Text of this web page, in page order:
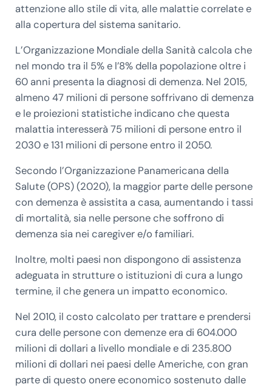
attenzione allo stile di vita, alle malattie correlate e
alla copertura del sistema sanitario.
L’Organizzazione Mondiale della Sanità calcola che
nel mondo tra il 5% e l’8% della popolazione oltre i
60 anni presenta la diagnosi di demenza. Nel 2015,
almeno 47 milioni di persone soffrivano di demenza
e le proiezioni statistiche indicano che questa
malattia interesserà 75 milioni di persone entro il
2030 e 131 milioni di persone entro il 2050.
Secondo l’Organizzazione Panamericana della
Salute (OPS) (2020), la maggior parte delle persone
con demenza è assistita a casa, aumentando i tassi
di mortalità, sia nelle persone che soffrono di
demenza sia nei caregiver e/o familiari.
Inoltre, molti paesi non dispongono di assistenza
adeguata in strutture o istituzioni di cura a lungo
termine, il che genera un impatto economico.
Nel 2010, il costo calcolato per trattare e prendersi
cura delle persone con demenze era di 604.000
milioni di dollari a livello mondiale e di 235.800
milioni di dollari nei paesi delle Americhe, con gran
parte di questo onere economico sostenuto dalle